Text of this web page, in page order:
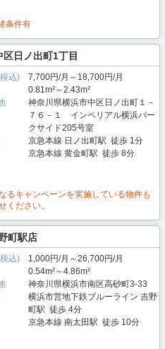
条件有
日ノ出町1丁目
込)
7,700円/月～18,700円/月
0.81m²～2.43m²
神奈川県横浜市中区日ノ出町１－
７６－１ インペリアル横浜パー
クサイド205号室
京急本線 日ノ出町駅 徒歩 1分
京急本線 黄金町駅 徒歩 8分
るキャンペーンを実施している物件も
ください。
町駅店
込)
1,000円/月～26,700円/月
0.54m²～4.86m²
神奈川県横浜市南区高砂町3-33
横浜市営地下鉄ブルーライン 吉野
町駅 徒歩 4分
京急本線 南太田駅 徒歩 10分